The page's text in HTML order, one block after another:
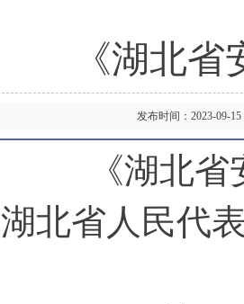
《湖北
发布时间：2023-
《湖北
湖北省人民代